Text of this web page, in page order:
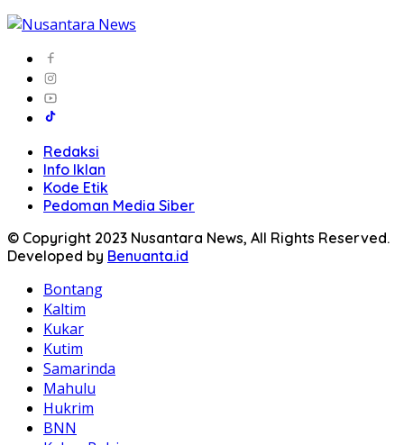
Redaksi
Info Iklan
Kode Etik
Pedoman Media Siber
© Copyright 2023 Nusantara News, All Rights Reserved.
Developed by Benuanta.id
Bontang
Kaltim
Kukar
Kutim
Samarinda
Mahulu
Hukrim
BNN